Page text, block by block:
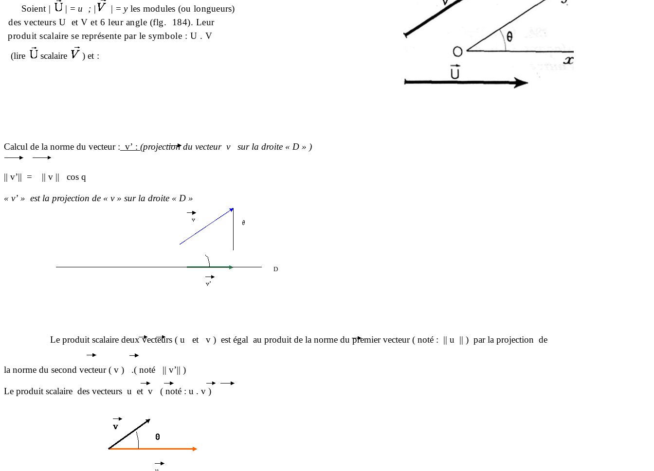
Soient | | = u ; | | =y les modules (ou longueurs)
des vecteurs U et V et 6 leur angle (flg.
184). Leur
produit scalaire se représente par le symbole : U . V
(lire
scalaire ) et :
Calcul de la norme du vecteur : v’ : (projection du vecteur v sur la droite « D » )
|| v’|| = || v || cos q
« v’ » est la projection de « v » sur la droite « D »
D
Le produit scalaire deux vecteurs ( u et v ) est égal au produit de la norme du premier vecteur ( noté : || u || ) par la projection de
la norme du second vecteur ( v ) .( noté || v’|| )
Le produit scalaire des vecteurs u et v ( noté : u . v )